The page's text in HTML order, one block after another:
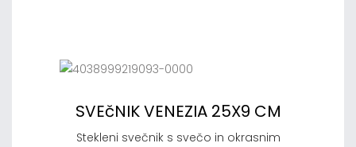
SVEčNIK VENEZIA 25X9 CM
Stekleni svečnik s svečo in okrasnim